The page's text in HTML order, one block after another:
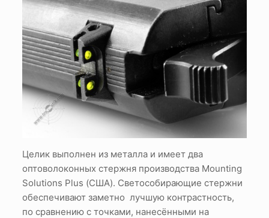
Целик выполнен из металла и имеет два
оптоволоконных стержня производства Mounting
Solutions Plus (США). Светособирающие стержни
обеспечивают заметно лучшую контрастность,
по сравнению с точками, нанесёнными на